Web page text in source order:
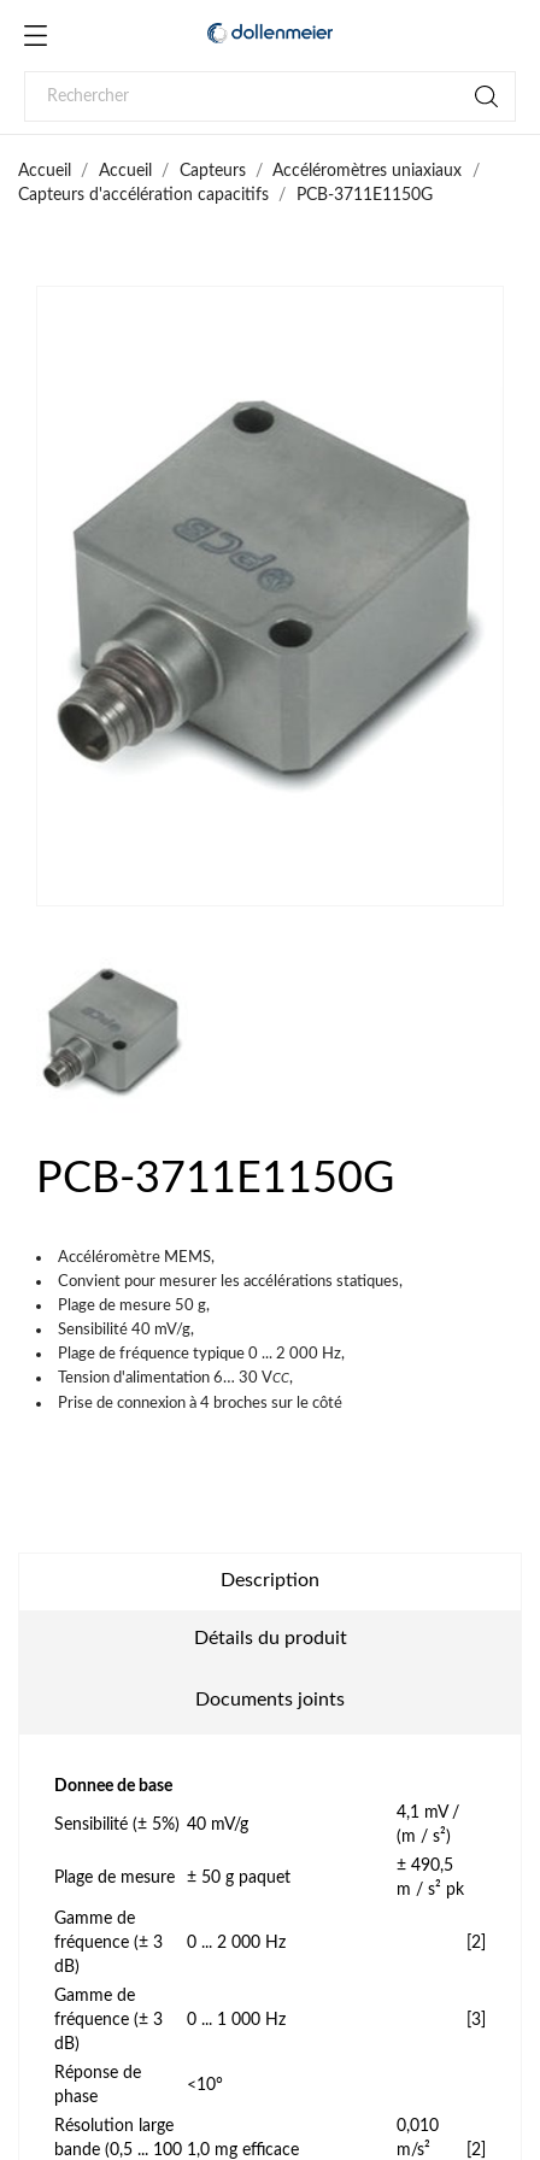
Accueil Accueil Capteurs
Accéléromètres uniaxiaux
Capteurs d'accélération capacitifs
PCB-3711E1150G
PCB-3711E1150G
Accéléromètre MEMS,
Convient pour mesurer les accélérations statiques,
Plage de mesure 50 g,
Sensibilité 40 mV/g,
Plage de fréquence typique 0 ... 2 000 Hz,
Tension d'alimentation 6… 30 VCC,
Prise de connexion à 4 broches sur le côté
Description
Détails du produit
Documents joints
Donnee de base
Sensibilité (± 5%) 40 mV/g
4,1 mV /
(m / s²)
Plage de mesure ± 50 g paquet
± 490,5
m / s² pk
Gamme de
fréquence (± 3
dB)
0 ... 2 000 Hz [2]
Gamme de
fréquence (± 3
dB)
0 ... 1 000 Hz [3]
Réponse de
phase
<10°
Résolution large
bande (0,5 ... 100 1,0 mg efficace
0,010
m/s²
[2]